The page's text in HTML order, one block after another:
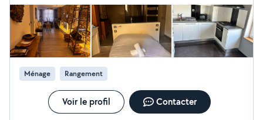
Ménage Rangement
Voir le profil Contacter